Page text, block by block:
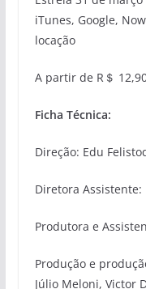
iTunes, Google,
locação
A partir de R＄
Ficha Técnica:
Direção: Edu
Diretora
Produtora e
Produção e
Júlio Meloni, Victor